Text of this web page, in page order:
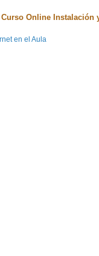
Curso Online
en el Aula